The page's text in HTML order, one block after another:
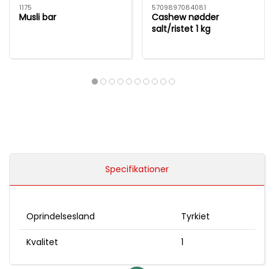
1175
Musli bar
5709897084081
Cashew nødder
salt/ristet 1 kg
Specifikationer
Oprindelsesland Tyrkiet
Kvalitet 1